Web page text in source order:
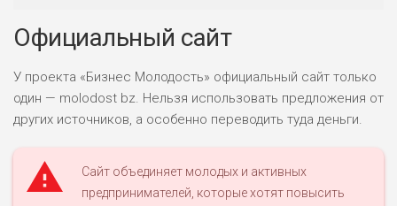
БЮДЖЕТ: НИЗКИЙ
ПОДОЙДЕТ
0
БЮДЖЕТ: НИЗКИЙ
ОБЗОР
Официальный сайт
У проекта «Бизнес Молодость» официальный сайт только
один — molodost bz. Нельзя использовать предложения от
других источников, а особенно переводить туда деньги.
Сайт объединяет молодых и активных
предпринимателей, которые хотят повысить